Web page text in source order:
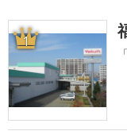
1